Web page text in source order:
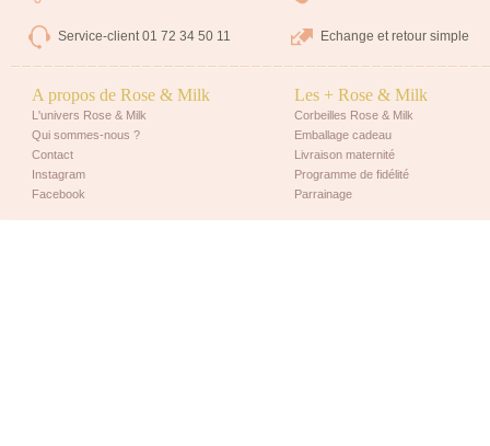
Service-client 01 72 34 50 11 Echange et retour simple
A propos de Rose & Milk
L'univers Rose & Milk
Qui sommes-nous ?
Contact
Instagram
Facebook
Les + Rose & Milk
Corbeilles Rose & Milk
Emballage cadeau
Livraison maternité
Programme de fidélité
Parrainage